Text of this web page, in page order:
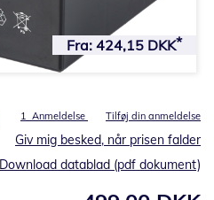
1 Anmeldelse Tilføj din anmeldelse
Giv mig besked, når prisen falder
Download datablad (pdf dokument)
Fra: 424,15 DKK